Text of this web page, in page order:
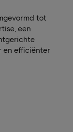
tot
een
en efficiënter